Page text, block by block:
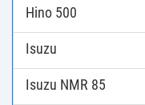
Hino 500
Isuzu
Isuzu NMR 85